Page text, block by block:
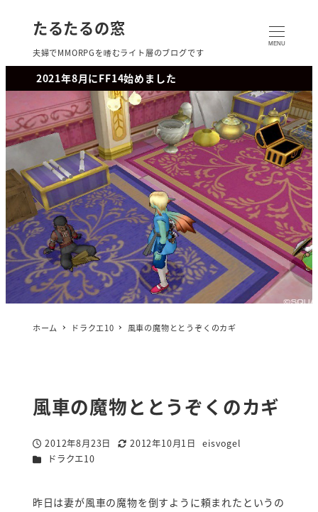
たるたるの窓
夫婦でMMORPGを嗜むライト層のブログです
MENU
2021年8月にFF14始めました
ホーム ドラクエ10 風車の魔物ととうぞくのカギ
風車の魔物ととうぞくのカギ
投稿日
2012年8月23日
更新日
2012年10月1日
著
eisvogel
カテゴリー
ドラクエ10
昨日は妻が風車の魔物を倒すように頼まれたというの